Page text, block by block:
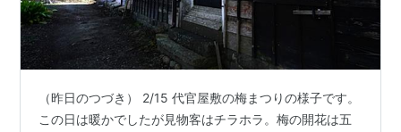
（昨日のつづき） 2/15 代官屋敷の梅まつりの様子です。
この日は暖かでしたが見物客はチラホラ。梅の開花は五